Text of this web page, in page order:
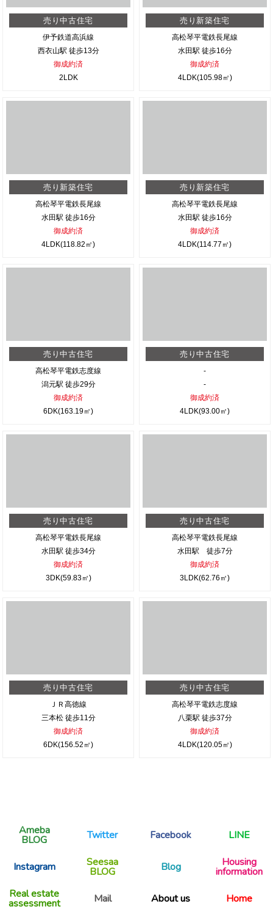
売り中古住宅
伊予鉄道高浜線
西衣山駅 徒歩13分
御成約済
2LDK
売り新築住宅
高松琴平電鉄長尾線
水田駅 徒歩16分
御成約済
4LDK(105.98㎡)
売り新築住宅
高松琴平電鉄長尾線
水田駅 徒歩16分
御成約済
4LDK(118.82㎡)
売り新築住宅
高松琴平電鉄長尾線
水田駅 徒歩16分
御成約済
4LDK(114.77㎡)
売り中古住宅
高松琴平電鉄志度線
潟元駅 徒歩29分
御成約済
6DK(163.19㎡)
売り中古住宅
-
-
御成約済
4LDK(93.00㎡)
売り中古住宅
高松琴平電鉄長尾線
水田駅 徒歩34分
御成約済
3DK(59.83㎡)
売り中古住宅
高松琴平電鉄長尾線
水田駅 徒歩7分
御成約済
3LDK(62.76㎡)
売り中古住宅
ＪＲ高徳線
三本松 徒歩11分
御成約済
6DK(156.52㎡)
売り中古住宅
高松琴平電鉄志度線
八栗駅 徒歩37分
御成約済
4LDK(120.05㎡)
Ameba
BLOG Twitter Facebook LINE
Instagram Seesaa
BLOG Blog Housing
information
Real estate
assessment Mail About us Home